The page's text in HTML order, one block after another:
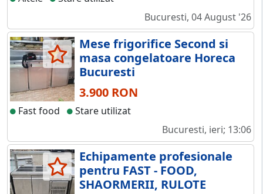
Bucuresti, 04 August '26
Mese frigorifice Second si
masa congelatoare Horeca
Bucuresti
3.900 RON
Fast food
Stare utilizat
Bucuresti, ieri; 13:06
Echipamente profesionale
pentru FAST - FOOD,
SHAORMERII, RULOTE